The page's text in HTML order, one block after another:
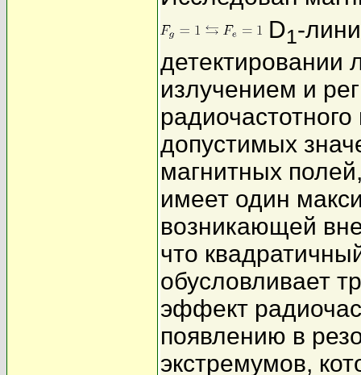
D1-
детектировании
излучением и
допустимых
магнитных
имеет один
возникающей
что
обусловливает
эффект
появлению в
экстремумов,